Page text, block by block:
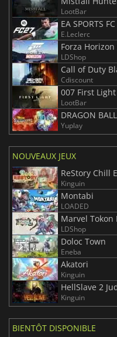
LootBar
EA SPORTS
E.Leclerc
Forza Horizon
LDShop
Call of Duty
Cdiscount
007 First Light
LootBar
Yuplay
NOUVEAUX JEUX
ReStory Chill
Kinguin
Montabi
LOADED
Marvel Tokon
LDShop
Doloc Town
Eneba
Akatori
Kinguin
HellSlave 2
Kinguin
BIENTÔT DISPONIBLE